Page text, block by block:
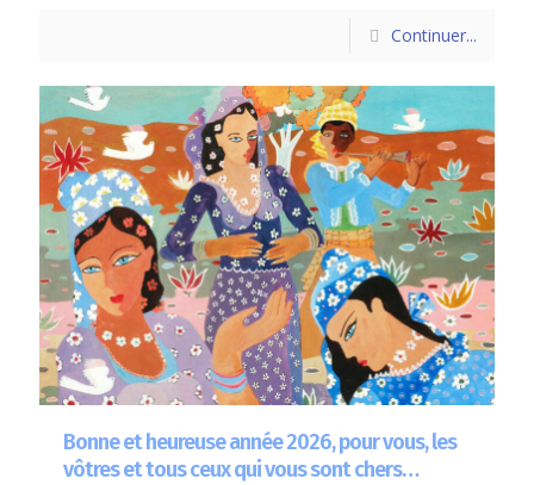
Continuer...
Bonne et heureuse année 2026, pour vous, les
vôtres et tous ceux qui vous sont chers…